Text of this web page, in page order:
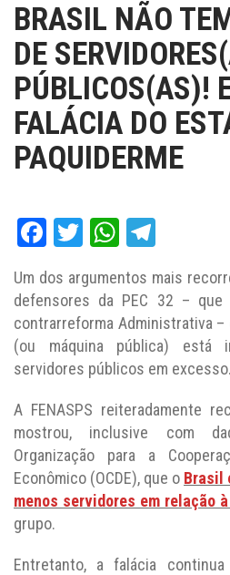
BRASIL NÃO
DE
PÚBLICOS(AS)!
FALÁCIA DO
PAQUIDERME
Facebook
TwitterWhatsApp
Um dos argumentos mais
defensores da PEC 32 –
contrarreforma Administrativa
(ou máquina pública) está
servidores públicos em excesso.
A FENASPS reiteradamente
mostrou, inclusive com
Organização para a
Econômico (OCDE), que o Brasil
menos servidores em relação
grupo.
Entretanto, a falácia